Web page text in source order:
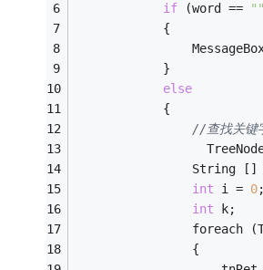
if (word == ""
            {
            }
else
            {
//查找关键
String []
int i = 0;
int k;
foreach
                {